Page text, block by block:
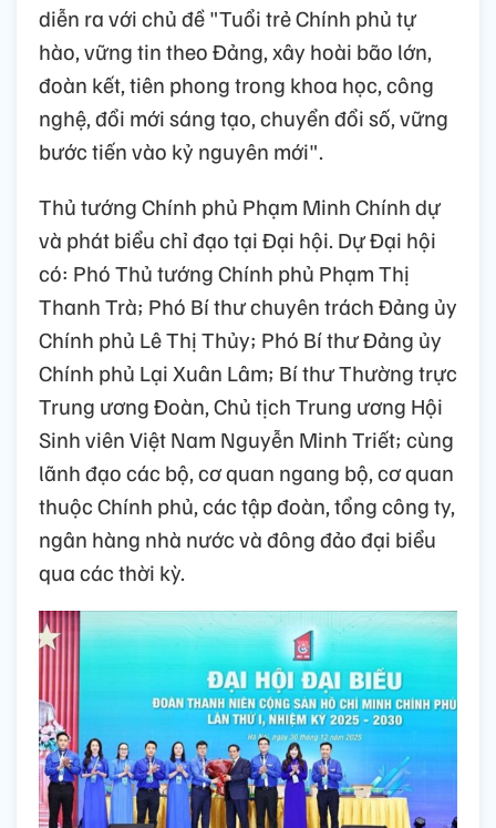
diễn ra với chủ đề "Tuổi trẻ Chính phủ tự
hào, vững tin theo Đảng, xây hoài bão lớn,
đoàn kết, tiên phong trong khoa học, công
nghệ, đổi mới sáng tạo, chuyển đổi số, vững
bước tiến vào kỷ nguyên mới".
Thủ tướng Chính phủ Phạm Minh Chính dự
và phát biểu chỉ đạo tại Đại hội. Dự Đại hội
có: Phó Thủ tướng Chính phủ Phạm Thị
Thanh Trà; Phó Bí thư chuyên trách Đảng ủy
Chính phủ Lê Thị Thủy; Phó Bí thư Đảng ủy
Chính phủ Lại Xuân Lâm; Bí thư Thường trực
Trung ương Đoàn, Chủ tịch Trung ương Hội
Sinh viên Việt Nam Nguyễn Minh Triết; cùng
lãnh đạo các bộ, cơ quan ngang bộ, cơ quan
thuộc Chính phủ, các tập đoàn, tổng công ty,
ngân hàng nhà nước và đông đảo đại biểu
qua các thời kỳ.